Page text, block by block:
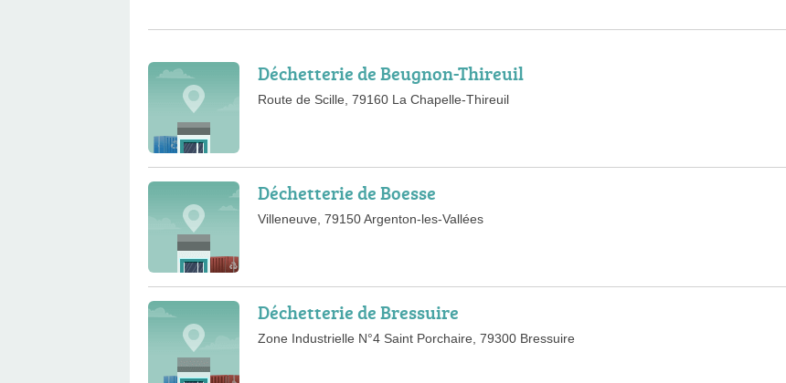
Déchetterie de Beugnon-Thireuil
Route de Scille, 79160 La Chapelle-Thireuil
Déchetterie de Boesse
Villeneuve, 79150 Argenton-les-Vallées
Déchetterie de Bressuire
Zone Industrielle N°4 Saint Porchaire, 79300 Bressuire